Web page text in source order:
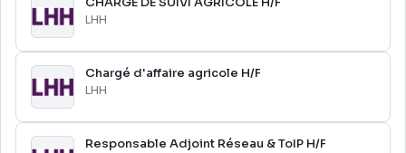
LHH
Chargé d'affaire agricole H/F
LHH
Responsable Adjoint Réseau & ToIP H/F